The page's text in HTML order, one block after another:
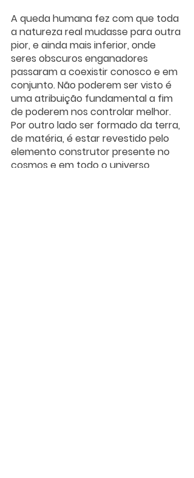
A queda humana fez com que toda
a natureza real mudasse para outra
pior, e ainda mais inferior, onde
seres obscuros enganadores
passaram a coexistir conosco e em
conjunto. Não poderem ser visto é
uma atribuição fundamental a fim
de poderem nos controlar melhor.
Por outro lado ser formado da terra,
de matéria, é estar revestido pelo
elemento construtor presente no
cosmos e em todo o universo